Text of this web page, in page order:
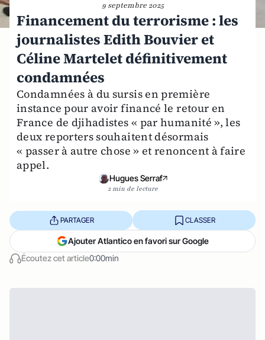
9 septembre 2025
Financement du terrorisme : les
journalistes Edith Bouvier et
Céline Martelet définitivement
condamnées
Condamnées à du sursis en première
instance pour avoir financé le retour en
France de djihadistes « par humanité », les
deux reporters souhaitent désormais
« passer à autre chose » et renoncent à faire
appel.
Hugues Serraf
2 min de lecture
Écoutez cet article0:00min
PARTAGER CLASSER
Ajouter Atlantico en favori sur Google